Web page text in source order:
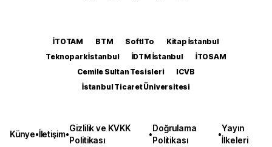
İTOTAM BTM SoftITo
Kitap İstanbul
Teknopark İstanbul
İDTM İstanbul
İTOSAM
Cemile Sultan Tesisleri
ICVB
İstanbul Ticaret Üniversitesi
Künye•İletişim•
Gizlilik ve KVKK
Politikası
•
Doğrulama
Politikası
•
Yayın
İlkeleri